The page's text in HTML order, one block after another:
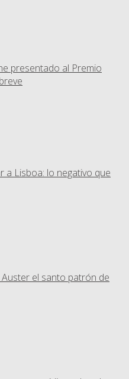
presentado al Premio
a Lisboa: lo negativo que
Auster el santo patrón de